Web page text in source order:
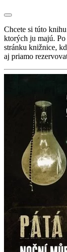
Chcete si túto
ktorých ju majú.
stránku knižnice,
aj priamo